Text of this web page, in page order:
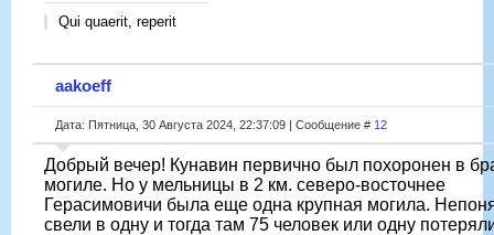
Qui quaerit, reperit
aakoeff
Дата: Пятница, 30 Августа 2024, 22:37:09 | Сообщение # 12
Добрый вечер! Кунавин первично был похоронен в
могиле. Но у мельницы в 2 км. северо-восточнее
Герасимовичи была еще одна крупная могила.
свели в одну и тогда там 75 человек или одну